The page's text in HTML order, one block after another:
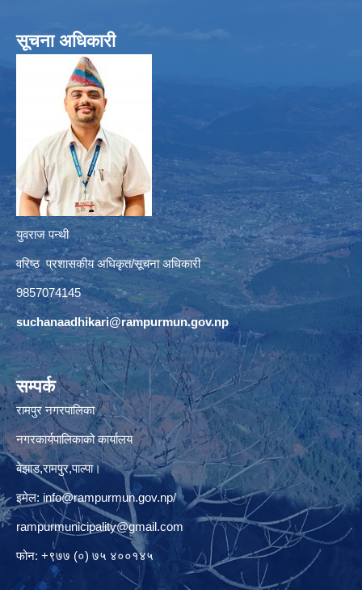
सूचना अधिकारी
युवराज पन्थी
वरिष्ठ प्रशासकीय अधिकृत/सूचना अधिकारी
9857074145
suchanaadhikari@rampurmun.gov.np
सम्पर्क
रामपुर नगरपालिका
नगरकार्यपालिकाको कार्यालय
बेझाड,रामपुर,पाल्पा।
इमेल: info@rampurmun.gov.np/
rampurmunicipality@gmail.com
फोन: +९७७ (०) ७५ ४००१४५